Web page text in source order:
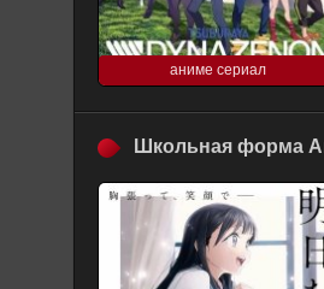
аниме сериал
Школьная форма